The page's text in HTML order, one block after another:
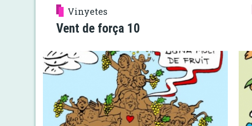
Vinyetes
Vent de força 10